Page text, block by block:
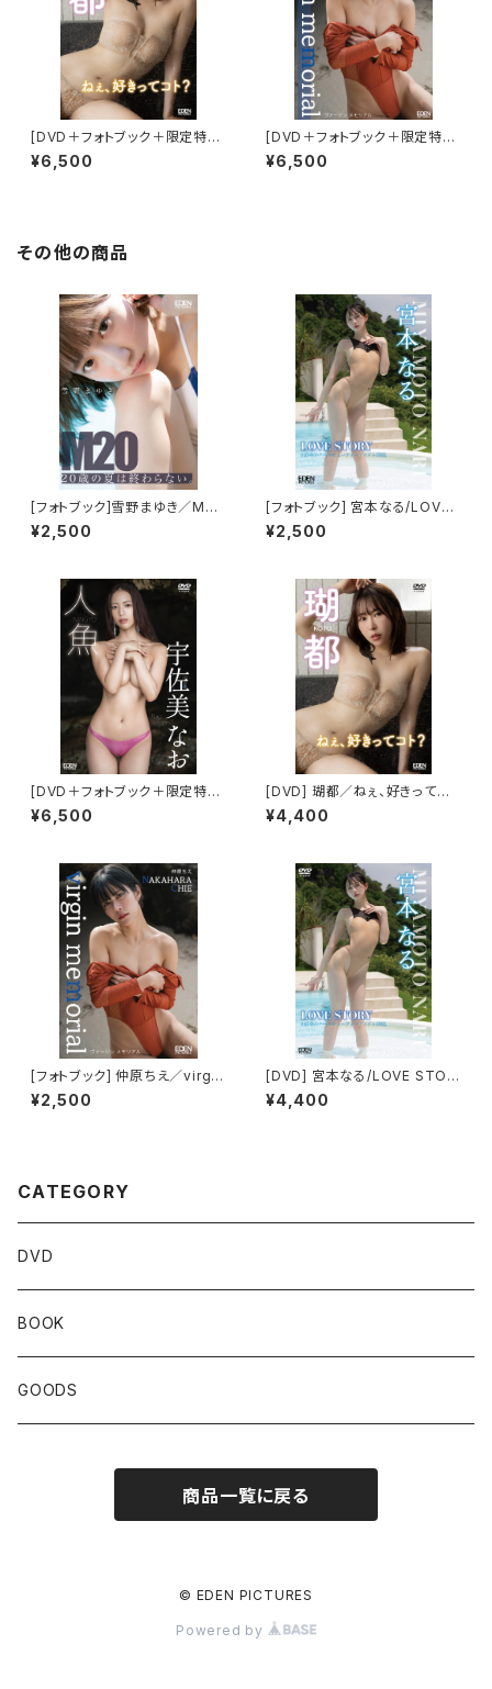
[DVD＋フォトブック＋限定特典
付き] 瑚都／ねぇ、好きってコト？
¥6,500
[DVD＋フォトブック＋限定特典
付き] 仲原ちえ／virgin memo
rial
¥6,500
その他の商品
[フォトブック]雪野まゆき／M２
０ ２０歳の夏は終わらない 限定
ブロマイド５種(FGHIJ)付き
¥2,500
[フォトブック] 宮本なる/LOVE
STORY 限定ブロマイド５種(F
GHIJ)付き
¥2,500
[DVD＋フォトブック＋限定特典
付き] 宇佐美なお/人魚
¥6,500
[DVD] 瑚都／ねぇ、好きってコ
ト？ 限定ブロマイド５種(ABCD
E)付き
¥4,400
[フォトブック] 仲原ちえ／virgin
memorial 限定ブロマイド５種
（FGHIJ）付き
¥2,500
[DVD] 宮本なる/LOVE STOR
Y 限定ブロマイド５種(ABCDE)
付き
¥4,400
CATEGORY
DVD
BOOK
GOODS
商品一覧に戻る
© EDEN PICTURES
Powered by